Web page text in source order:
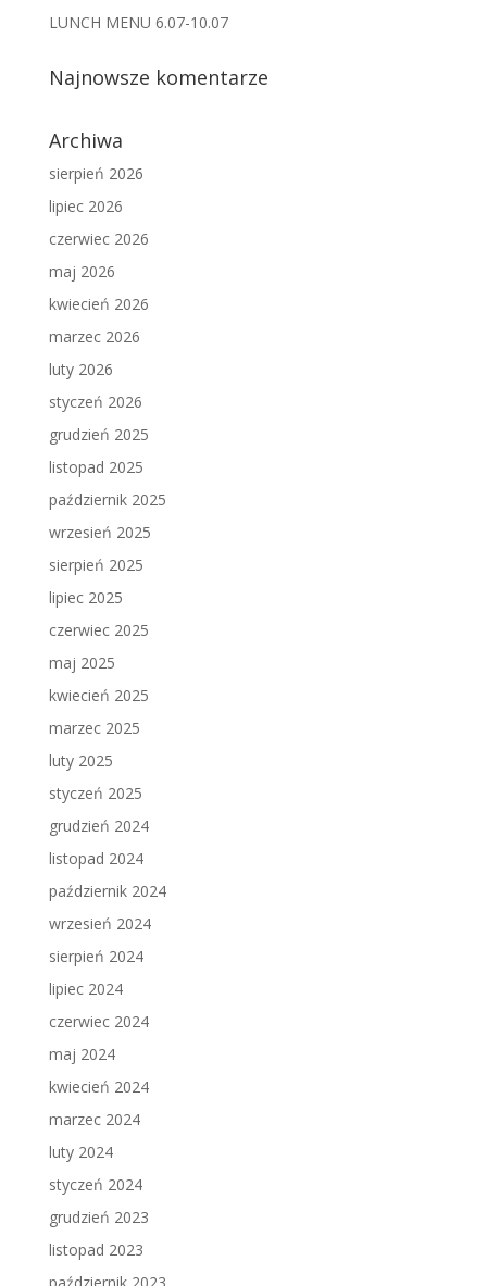
LUNCH MENU 6.07-10.07
Najnowsze komentarze
Archiwa
sierpień 2026
lipiec 2026
czerwiec 2026
maj 2026
kwiecień 2026
marzec 2026
luty 2026
styczeń 2026
grudzień 2025
listopad 2025
październik 2025
wrzesień 2025
sierpień 2025
lipiec 2025
czerwiec 2025
maj 2025
kwiecień 2025
marzec 2025
luty 2025
styczeń 2025
grudzień 2024
listopad 2024
październik 2024
wrzesień 2024
sierpień 2024
lipiec 2024
czerwiec 2024
maj 2024
kwiecień 2024
marzec 2024
luty 2024
styczeń 2024
grudzień 2023
listopad 2023